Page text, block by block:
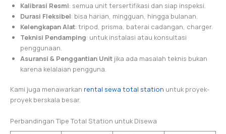
Kalibrasi Resmi: semua unit tersertifikasi dan siap inspeksi.
Durasi Fleksibel: bisa harian, mingguan, hingga bulanan.
Kelengkapan Alat: tripod, prisma, baterai cadangan, charger.
Teknisi Pendamping: untuk instalasi atau konsultasi
penggunaan.
Asuransi & Penggantian Unit jika ada masalah teknis bukan
karena kelalaian pengguna.
Kami juga menawarkan rental sewa total station untuk proyek-
proyek berskala besar.
Perbandingan Tipe Total Station untuk Disewa